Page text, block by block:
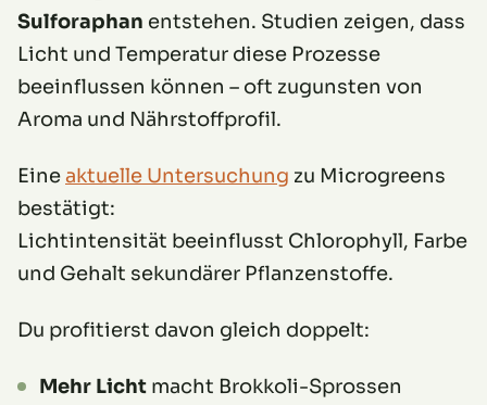
Sulforaphan entstehen. Studien zeigen, dass
Licht und Temperatur diese Prozesse
beeinflussen können – oft zugunsten von
Aroma und Nährstoffprofil.
Eineaktuelle Untersuchung zu Microgreens
bestätigt:
Lichtintensität beeinflusst Chlorophyll, Farbe
und Gehalt sekundärer Pflanzenstoffe.
Du profitierst davon gleich doppelt:
Mehr Licht macht Brokkoli-Sprossen